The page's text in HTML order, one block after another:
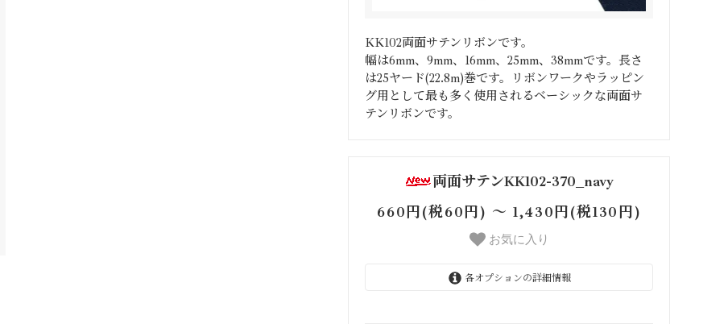
KK102両面サテンリボンです。
幅は6mm、9mm、16mm、25mm、38mmです。長さ
は25ヤード(22.8m)巻です。リボンワークやラッピン
グ用として最も多く使用されるベーシックな両面サ
テンリボンです。
両面サテンKK102-370_navy
660円(税60円) 〜 1,430円(税130円)
お気に入り
各オプションの詳細情報